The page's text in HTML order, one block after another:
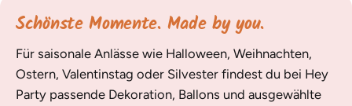
Schönste Momente. Made by you.
Für saisonale Anlässe wie Halloween, Weihnachten,
Ostern, Valentinstag oder Silvester findest du bei Hey
Party passende Dekoration, Ballons und ausgewählte